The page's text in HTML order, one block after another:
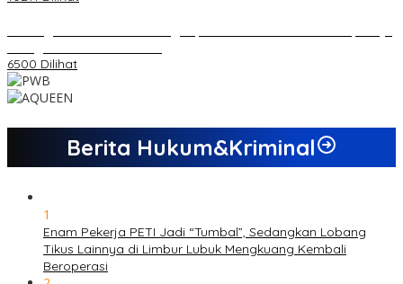
6500 Dilihat
Berita Hukum&Kriminal
1
Enam Pekerja PETI Jadi “Tumbal”, Sedangkan Lobang
Tikus Lainnya di Limbur Lubuk Mengkuang Kembali
Beroperasi